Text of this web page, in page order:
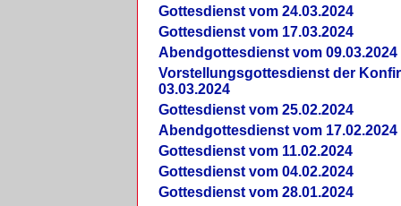
Gottesdienst vom 24.03.2024
Gottesdienst vom 17.03.2024
Abendgottesdienst vom 09.03.2024
Vorstellungsgottesdienst der
03.03.2024
Gottesdienst vom 25.02.2024
Abendgottesdienst vom 17.02.2024
Gottesdienst vom 11.02.2024
Gottesdienst vom 04.02.2024
Gottesdienst vom 28.01.2024